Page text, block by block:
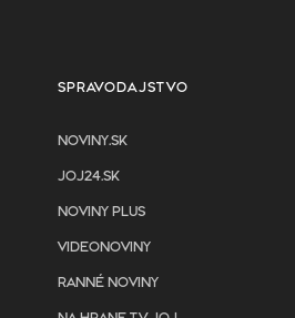
SPRAVODAJSTVO
NOVINY.SK
JOJ24.SK
NOVINY PLUS
VIDEONOVINY
RANNÉ NOVINY